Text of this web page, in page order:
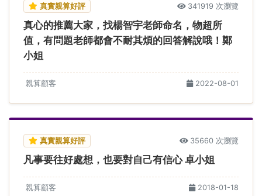
真實親算好評 341919 次瀏覽
真心的推薦大家，找楊智宇老師命名，物超所
值，有問題老師都會不耐其煩的回答解說哦！鄭
小姐
親算顧客 2022-08-01
真實親算好評 35660 次瀏覽
凡事要往好處想，也要對自己有信心 卓小姐
親算顧客 2018-01-18